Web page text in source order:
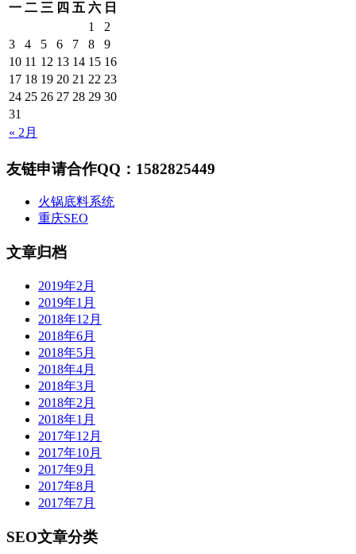
一 二 三 四 五 六 日
« 2月
1
2
3
4 5 6 7 8
9
10 11 12 13 14 15 16
17 18 19 20 21 22 23
24 25 26 27 28 29 30
31
友链申请合作QQ：1582825449
火锅底料系统
重庆SEO
文章归档
2019年2月
2019年1月
2018年12月
2018年6月
2018年5月
2018年4月
2018年3月
2018年2月
2018年1月
2017年12月
2017年10月
2017年9月
2017年8月
2017年7月
SEO文章分类